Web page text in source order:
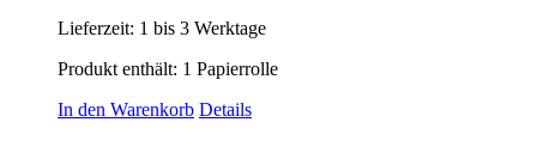
Lieferzeit: 1 bis 3 Werktage
Produkt enthält: 1 Papierrolle
In den Warenkorb Details